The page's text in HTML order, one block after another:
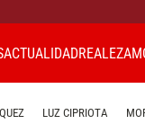
ACTUALIDADREALEZA
LUZ CIPRIOTA